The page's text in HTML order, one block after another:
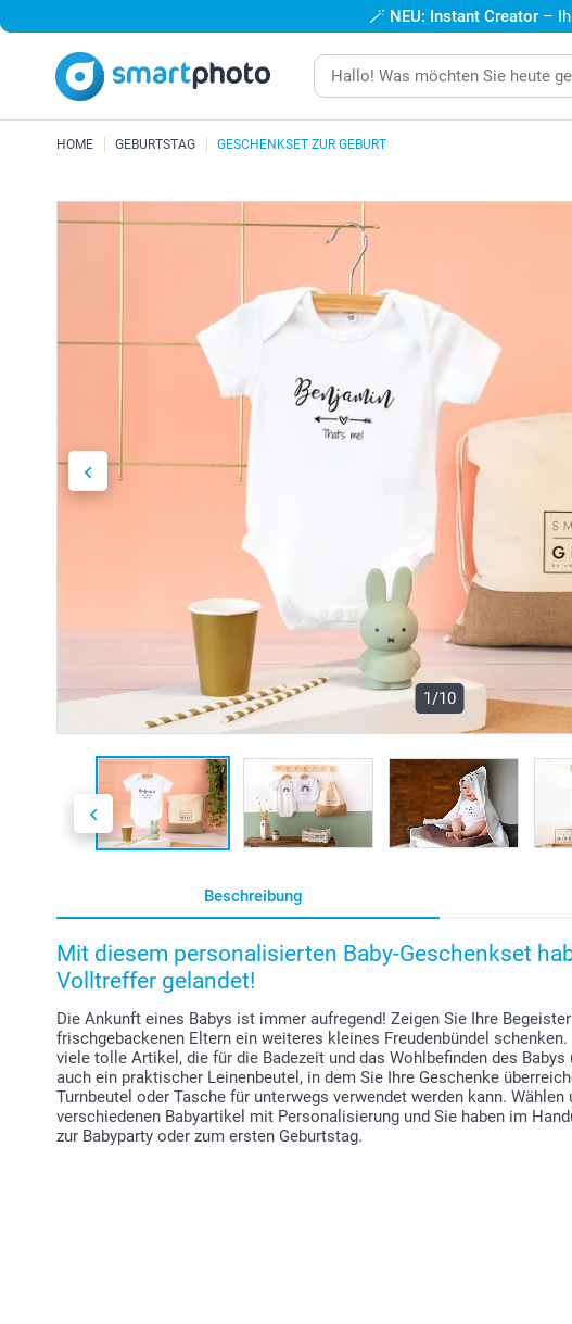
🪄 NEU: Instant Creator –
HOME GEBURTSTAG GESCHENKSET ZUR GEBURT
1/10
Beschreibung
Mit diesem personalisierten Baby-Geschenkset
Volltreffer gelandet!
Die Ankunft eines Babys ist immer aufregend! Zeigen Sie Ihre
frischgebackenen Eltern ein weiteres kleines Freudenbündel
viele tolle Artikel, die für die Badezeit und das Wohlbefinden des
auch ein praktischer Leinenbeutel, in dem Sie Ihre Geschenke
Turnbeutel oder Tasche für unterwegs verwendet werden kann.
verschiedenen Babyartikel mit Personalisierung und Sie haben im
zur Babyparty oder zum ersten Geburtstag.